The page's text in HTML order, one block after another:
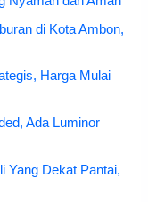
di Kota Ambon,
Harga Mulai
Ada Luminor
Yang Dekat Pantai,